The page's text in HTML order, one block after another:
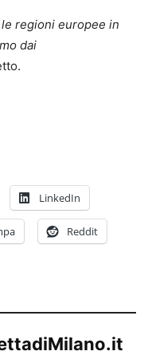
regioni europee in
dai
LinkedIn
Reddit